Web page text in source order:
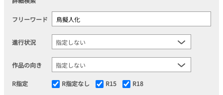
フリーワード
進行状況
作品の向き
R指定 R指定なし R15 R18